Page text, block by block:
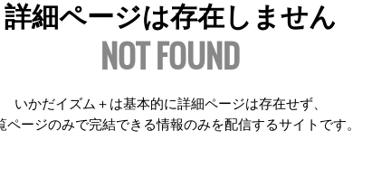
詳細ページは存在しません
NOT FOUND
いかだイズム＋は基本的に詳細ページは存在せず、
ページのみで完結できる情報のみを配信するサイトです。